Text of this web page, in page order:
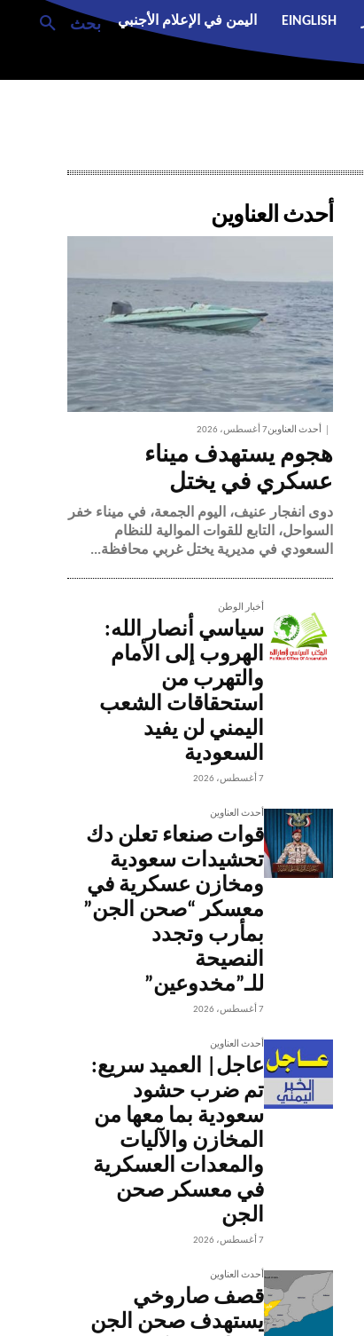
بحث EINGLISH اليمن في الإعلام الأجنبي
أحدث العناوين
أحدث العناوين7 أغسطس، 2026
هجوم يستهدف ميناء
عسكري في يختل
دوى انفجار عنيف، اليوم الجمعة، في ميناء خفر
السواحل، التابع للقوات الموالية للنظام
السعودي في مديرية يختل غربي محافظة...
أخبار الوطن
سياسي أنصار الله:
الهروب إلى الأمام
والتهرب من
استحقاقات الشعب
اليمني لن يفيد
السعودية
7 أغسطس، 2026
أحدث العناوين
قوات صنعاء تعلن دك
تحشيدات سعودية
ومخازن عسكرية في
معسكر “صحن الجن”
بمأرب وتجدد
النصيحة
للـ”مخدوعين”
7 أغسطس، 2026
أحدث العناوين
عاجل| العميد سريع:
تم ضرب حشود
سعودية بما معها من
المخازن والآليات
والمعدات العسكرية
في معسكر صحن
الجن
7 أغسطس، 2026
أحدث العناوين
قصف صاروخي
يستهدف صحن الجن